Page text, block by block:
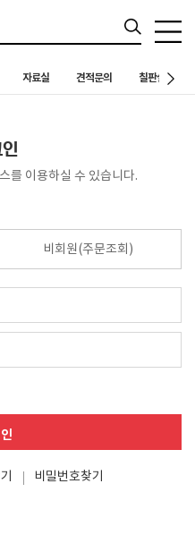
자료실 견적문의 칠판설치 사례
를 이용하실 수 있습니다.
비회원(주문조회)
비밀번호찾기